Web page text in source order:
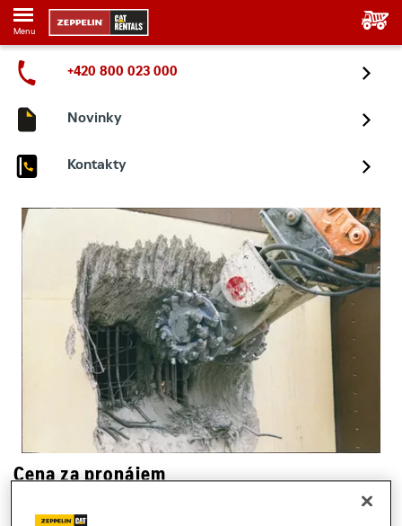
Menu
+420 800 023 000
Novinky
Kontakty
Cena za pronájem
1 - 22 dnů